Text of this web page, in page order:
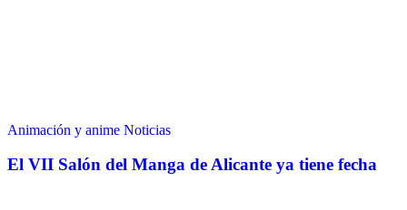
Animación y anime Noticias
El VII Salón del Manga de Alicante ya tiene fecha